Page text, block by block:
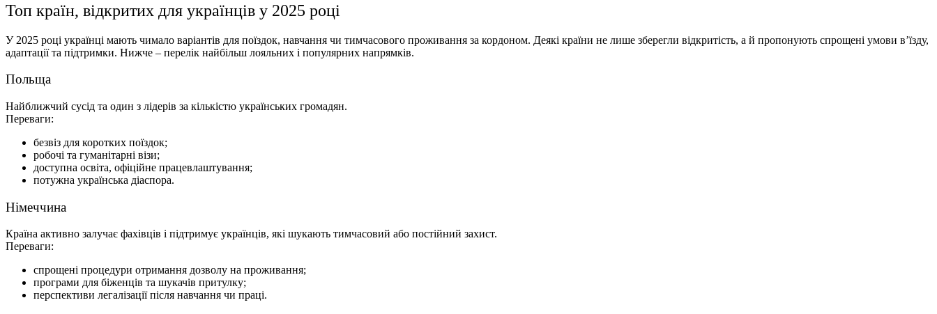
Топ країн, відкритих для українців у 2025 році
У 2025 році українці мають чимало варіантів для поїздок, навчання чи тимчасового проживання за кордоном. Деякі країни не лише зберегли відкритість, а й пропонують спрощені умови в’їзду,
адаптації та підтримки. Нижче – перелік найбільш лояльних і популярних напрямків.
Польща
Найближчий сусід та один з лідерів за кількістю українських громадян.
Переваги:
безвіз для коротких поїздок;
робочі та гуманітарні візи;
доступна освіта, офіційне працевлаштування;
потужна українська діаспора.
Німеччина
Країна активно залучає фахівців і підтримує українців, які шукають тимчасовий або постійний захист.
Переваги:
спрощені процедури отримання дозволу на проживання;
програми для біженців та шукачів притулку;
перспективи легалізації після навчання чи праці.